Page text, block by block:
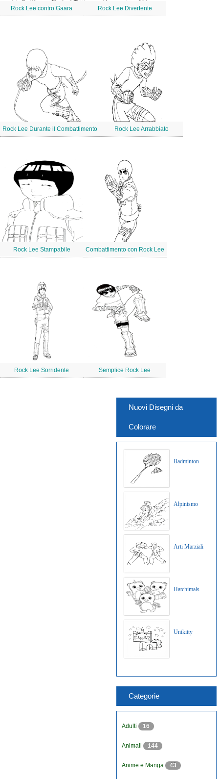
Rock Lee contro Gaara Rock Lee Divertente
Rock Lee Durante il Combattimento Rock Lee Arrabbiato
Rock Lee Stampabile Combattimento con Rock Lee
Rock Lee Sorridente Semplice Rock Lee
Nuovi Disegni da
Colorare
Badminton
Alpinismo
Arti Marziali
Hatchimals
Unikitty
Categorie
Adulti 16
Animali 144
Anime e Manga 43